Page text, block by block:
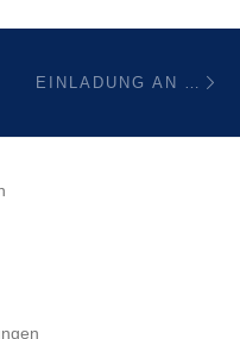
ZUR